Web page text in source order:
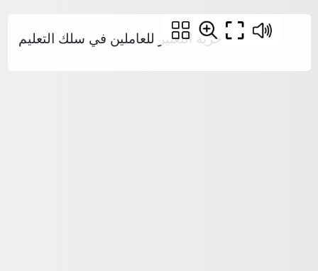
حرّيّة التعبير للعاملين في سلك التعليم